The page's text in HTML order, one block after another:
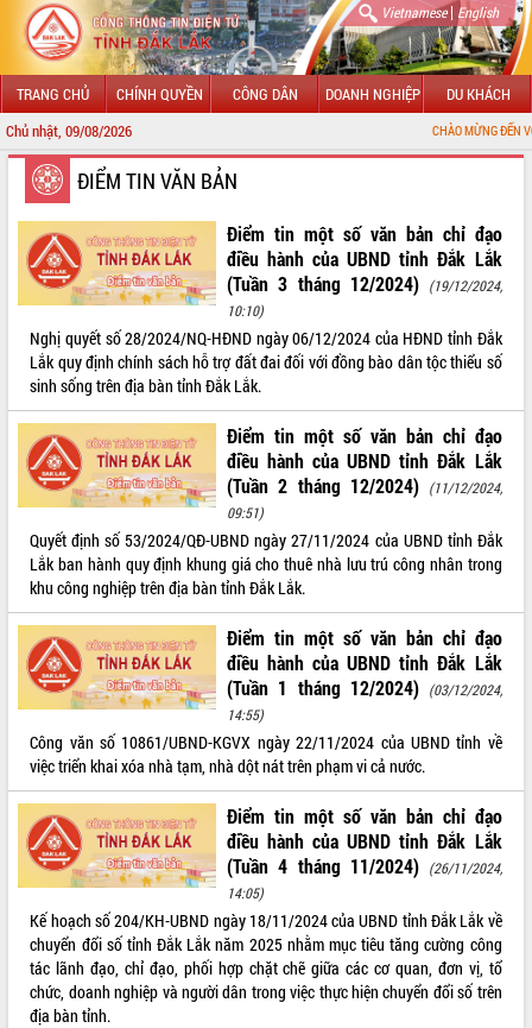
Vietnamese| English
TRANG CHỦ CHÍNH QUYỀN CÔNG DÂN DOANH NGHIỆP DU KHÁCH
Chủ nhật, 09/08/2026 CHÀO MỪNG ĐẾN VỚI
GIỚI THIỆU
LÃNH ĐẠO UBND TỈNH
TIN TỨC SỰ KIỆN
UBND CÁC XÃ, PHƯỜNG
HỆ THỐNG VĂN BẢN
ĐIỂM TIN VĂN BẢN
QUY HOẠCH - KẾ HOẠCH
ĐIỂM TIN VĂN BẢN
Điểm tin một số văn bản chỉ đạo
điều hành của UBND tỉnh Đắk Lắk
(Tuần 3 tháng 12/2024) (19/12/2024,
10:10)
Nghị quyết số 28/2024/NQ-HĐND ngày 06/12/2024 của HĐND tỉnh Đắk
Lắk quy định chính sách hỗ trợ đất đai đối với đồng bào dân tộc thiểu số
sinh sống trên địa bàn tỉnh Đắk Lắk.
Điểm tin một số văn bản chỉ đạo
điều hành của UBND tỉnh Đắk Lắk
(Tuần 2 tháng 12/2024) (11/12/2024,
09:51)
Quyết định số 53/2024/QĐ-UBND ngày 27/11/2024 của UBND tỉnh Đắk
Lắk ban hành quy định khung giá cho thuê nhà lưu trú công nhân trong
khu công nghiệp trên địa bàn tỉnh Đắk Lắk.
Điểm tin một số văn bản chỉ đạo
điều hành của UBND tỉnh Đắk Lắk
(Tuần 1 tháng 12/2024) (03/12/2024,
14:55)
Công văn số 10861/UBND-KGVX ngày 22/11/2024 của UBND tỉnh về
việc triển khai xóa nhà tạm, nhà dột nát trên phạm vi cả nước.
Điểm tin một số văn bản chỉ đạo
điều hành của UBND tỉnh Đắk Lắk
(Tuần 4 tháng 11/2024) (26/11/2024,
14:05)
Kế hoạch số 204/KH-UBND ngày 18/11/2024 của UBND tỉnh Đắk Lắk về
chuyển đổi số tỉnh Đắk Lắk năm 2025 nhằm mục tiêu tăng cường công
tác lãnh đạo, chỉ đạo, phối hợp chặt chẽ giữa các cơ quan, đơn vị, tổ
chức, doanh nghiệp và người dân trong việc thực hiện chuyển đổi số trên
địa bàn tỉnh.